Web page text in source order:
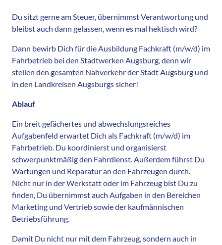
Du sitzt gerne am Steuer, übernimmst Verantwortung und
bleibst auch dann gelassen, wenn es mal hektisch wird?
Dann bewirb Dich für die Ausbildung Fachkraft (m/w/d) im
Fahrbetrieb bei den Stadtwerken Augsburg, denn wir
stellen den gesamten Nahverkehr der Stadt Augsburg und
in den Landkreisen Augsburgs sicher!
Ablauf
Ein breit gefächertes und abwechslungsreiches
Aufgabenfeld erwartet Dich als Fachkraft (m/w/d) im
Fahrbetrieb. Du koordinierst und organisierst
schwerpunktmäßig den Fahrdienst. Außerdem führst Du
Wartungen und Reparatur an den Fahrzeugen durch.
Nicht nur in der Werkstatt oder im Fahrzeug bist Du zu
finden, Du übernimmst auch Aufgaben in den Bereichen
Marketing und Vertrieb sowie der kaufmännischen
Betriebsführung.
Damit Du nicht nur mit dem Fahrzeug, sondern auch in